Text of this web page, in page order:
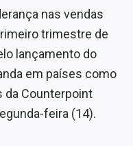
nas vendas
trimestre de
lançamento do
em países como
da Counterpoint
feira (14).